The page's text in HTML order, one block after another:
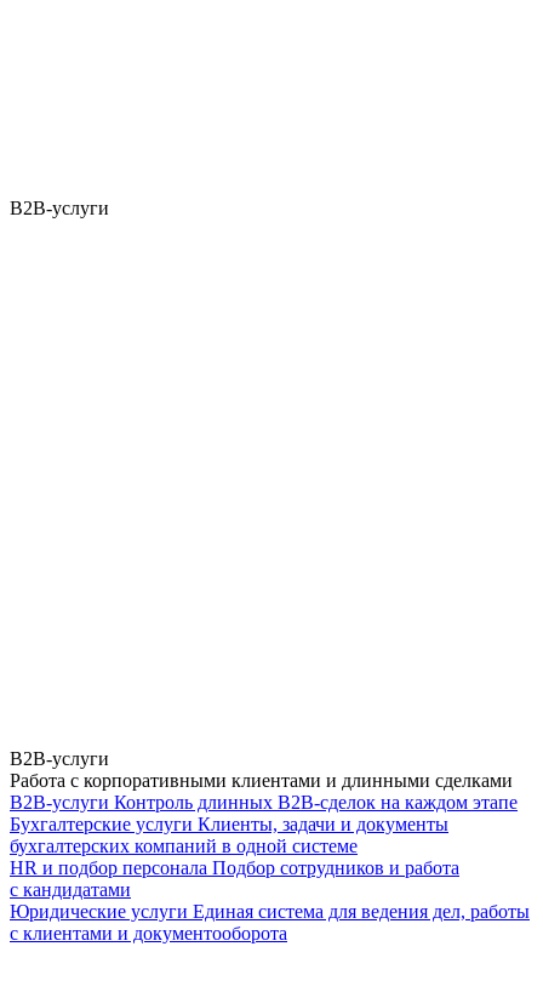
B2B-услуги
B2B-услуги
Работа с корпоративными клиентами и длинными сделками
B2B-услуги Контроль длинных B2B-сделок на каждом этапе
Бухгалтерские услуги Клиенты, задачи и документы
бухгалтерских компаний в одной системе
HR и подбор персонала Подбор сотрудников и работа
с кандидатами
Юридические услуги Единая система для ведения дел, работы
с клиентами и документооборота